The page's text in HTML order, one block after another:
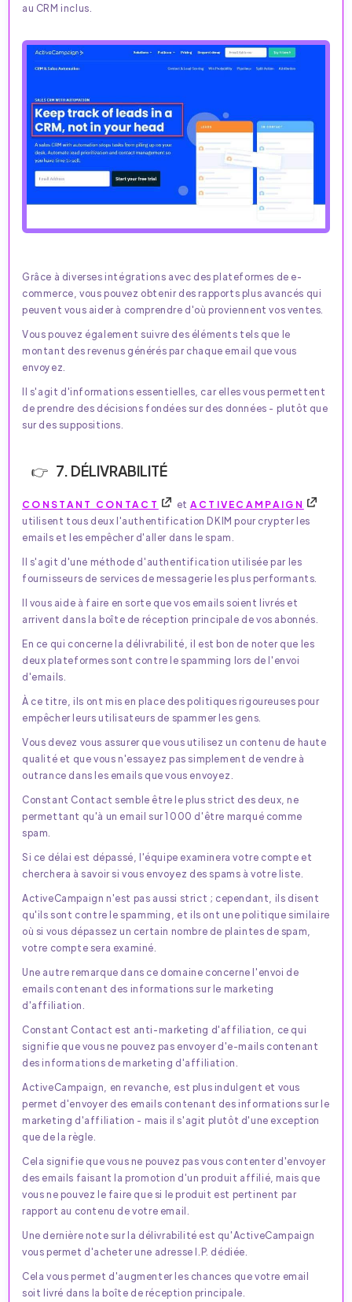
au CRM inclus.
Grâce à diverses intégrations avec des plateformes de e-
commerce, vous pouvez obtenir des rapports plus avancés qui
peuvent vous aider à comprendre d'où proviennent vos ventes.
Vous pouvez également suivre des éléments tels que le
montant des revenus générés par chaque email que vous
envoyez.
Il s'agit d'informations essentielles, car elles vous permettent
de prendre des décisions fondées sur des données - plutôt que
sur des suppositions.
7. DÉLIVRABILITÉ
CONSTANT CONTACT et ACTIVECAMPAIGN
utilisent tous deux l'authentification DKIM pour crypter les
emails et les empêcher d'aller dans le spam.
Il s'agit d'une méthode d'authentification utilisée par les
fournisseurs de services de messagerie les plus performants.
Il vous aide à faire en sorte que vos emails soient livrés et
arrivent dans la boîte de réception principale de vos abonnés.
En ce qui concerne la délivrabilité, il est bon de noter que les
deux plateformes sont contre le spamming lors de l'envoi
d'emails.
À ce titre, ils ont mis en place des politiques rigoureuses pour
empêcher leurs utilisateurs de spammer les gens.
Vous devez vous assurer que vous utilisez un contenu de haute
qualité et que vous n'essayez pas simplement de vendre à
outrance dans les emails que vous envoyez.
Constant Contact semble être le plus strict des deux, ne
permettant qu'à un email sur 1000 d'être marqué comme
spam.
Si ce délai est dépassé, l'équipe examinera votre compte et
cherchera à savoir si vous envoyez des spams à votre liste.
ActiveCampaign n'est pas aussi strict ; cependant, ils disent
qu'ils sont contre le spamming, et ils ont une politique similaire
où si vous dépassez un certain nombre de plaintes de spam,
votre compte sera examiné.
Une autre remarque dans ce domaine concerne l'envoi de
emails contenant des informations sur le marketing
d'affiliation.
Constant Contact est anti-marketing d'affiliation, ce qui
signifie que vous ne pouvez pas envoyer d'e-mails contenant
des informations de marketing d'affiliation.
ActiveCampaign, en revanche, est plus indulgent et vous
permet d'envoyer des emails contenant des informations sur le
marketing d'affiliation - mais il s'agit plutôt d'une exception
que de la règle.
Cela signifie que vous ne pouvez pas vous contenter d'envoyer
des emails faisant la promotion d'un produit affilié, mais que
vous ne pouvez le faire que si le produit est pertinent par
rapport au contenu de votre email.
Une dernière note sur la délivrabilité est qu'ActiveCampaign
vous permet d'acheter une adresse I.P. dédiée.
Cela vous permet d'augmenter les chances que votre email
soit livré dans la boîte de réception principale.